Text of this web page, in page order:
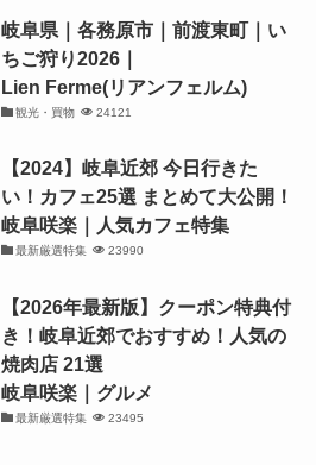
岐阜県｜各務原市｜前渡東町｜い
ちご狩り2026｜
Lien Ferme(リアンフェルム)
観光・買物 24121
【2024】岐阜近郊 今日行きた
い！カフェ25選 まとめて大公開！
岐阜咲楽｜人気カフェ特集
最新厳選特集 23990
【2026年最新版】クーポン特典付
き！岐阜近郊でおすすめ！人気の
焼肉店 21選
岐阜咲楽｜グルメ
最新厳選特集 23495